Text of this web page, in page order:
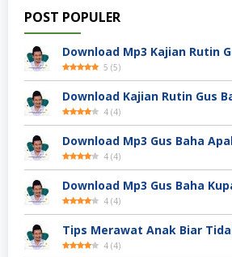
POST POPULER
5 (5)
4 (4)
4 (4)
4 (4)
4 (4)